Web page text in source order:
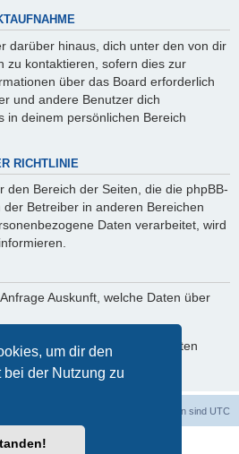
um dir den
der Nutzung zu
darüber hinaus, dich unter den von dir
zu kontaktieren, sofern dies zur
über das Board erforderlich
und andere Benutzer dich
in deinem persönlichen Bereich
RICHTLINIE
den Bereich der Seiten, die die phpBB-
Betreiber in anderen Bereichen
Daten verarbeitet, wird
Auskunft, welche Daten über
bzw. Sperrung deiner Daten
bitte den Betreiber.
Alle Zeiten sind UTC
® Forum Software © phpBB Limited